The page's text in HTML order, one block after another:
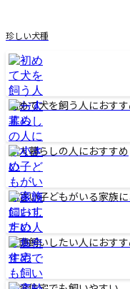
珍しい犬種
初めて犬を飼う人におすす
一人暮らしの人におすすめ
小さい子どもがいる家族
多頭飼いしたい人におすす